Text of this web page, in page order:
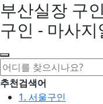
부산실장 구
구인 - 마사
추천검색어
1. 서울구인